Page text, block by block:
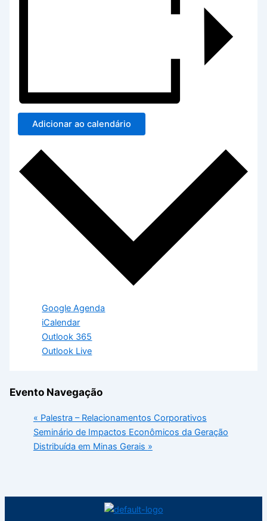
Adicionar ao calendário
Google Agenda
iCalendar
Outlook 365
Outlook Live
Evento Navegação
« Palestra – Relacionamentos Corporativos
Seminário de Impactos Econômicos da Geração
Distribuída em Minas Gerais »